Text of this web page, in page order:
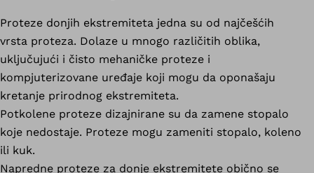
Proteze donjih ekstremiteta jedna su od najčešćih
vrsta proteza. Dolaze u mnogo različitih oblika,
uključujući i čisto mehaničke proteze i
kompjuterizovane uređaje koji mogu da oponašaju
kretanje prirodnog ekstremiteta.
Potkolene proteze dizajnirane su da zamene stopalo
koje nedostaje. Proteze mogu zameniti stopalo, koleno
ili kuk.
Napredne proteze za donje ekstremitete obično se